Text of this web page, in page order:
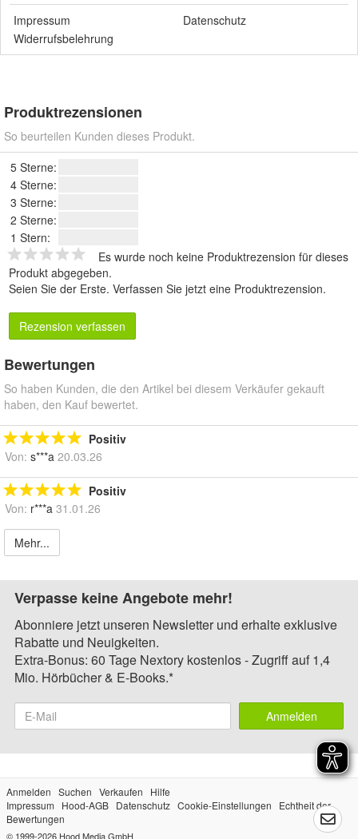
Impressum
Datenschutz
Widerrufsbelehrung
Produktrezensionen
So beurteilen Kunden dieses Produkt.
5 Sterne:
4 Sterne:
3 Sterne:
2 Sterne:
1 Stern:
Es wurde noch keine Produktrezension für dieses
Produkt abgegeben.
Seien Sie der Erste. Verfassen Sie jetzt eine Produktrezension.
Rezension verfassen
Bewertungen
So haben Kunden, die den Artikel bei diesem Verkäufer gekauft
haben, den Kauf bewertet.
Positiv
Von: s***a 20.03.26
Positiv
Von: r***a 31.01.26
Mehr...
Verpasse keine Angebote mehr!
Abonniere jetzt unseren Newsletter und erhalte exklusive
Rabatte und Neuigkeiten.
Extra-Bonus: 60 Tage Nextory kostenlos - Zugriff auf 1,4
Mio. Hörbücher & E-Books.*
Anmelden
Anmelden Suchen Verkaufen
Hilfe
Impressum
Hood-AGB Datenschutz Cookie-Einstellungen
Echtheit der
Bewertungen
© 1999-2026 Hood Media GmbH